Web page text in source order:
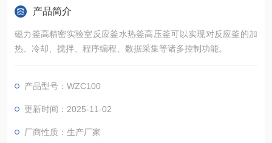
产品简介
磁力釜高精密实验室反应釜水热釜高压釜可以实现对反应釜的加
热、冷却、搅拌、程序编程、数据采集等诸多控制功能。
产品型号：WZC100
更新时间：2025-11-02
厂商性质：生产厂家